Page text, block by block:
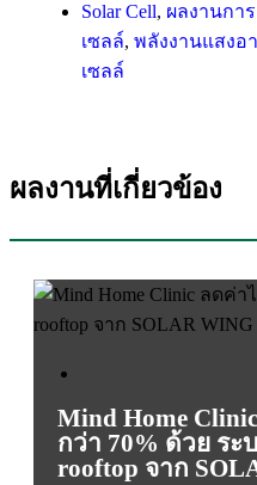
Solar Cell, ผลงานกา
เซลล์, พลังงานแสงอ
เซลล์
ผลงานที่เกี่ยวข้อง
Mind Home
กว่า 70% ด้วย ระ
rooftop จาก